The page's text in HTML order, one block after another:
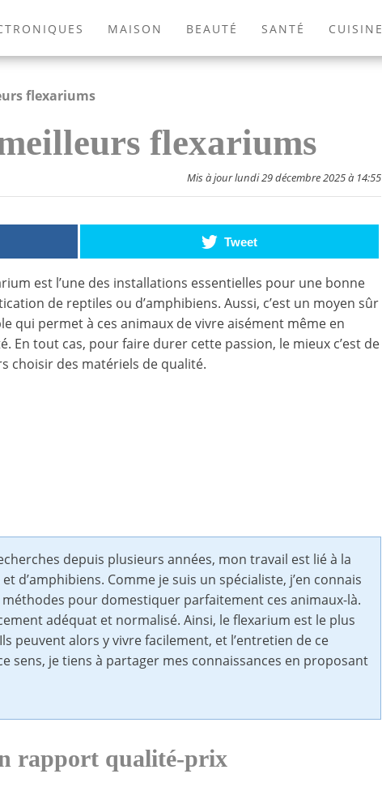
MAISON BEAUTÉ SANTÉ CUISINE
EXTÉRIEUR ANIMAUX JEUX VIDÉOS LIVRES
flexariums
flexariums
Mis à jour lundi 29 décembre 2025 à 14:55
Tweet
est l’une des installations essentielles pour une bonne
de reptiles ou d’amphibiens. Aussi, c’est un moyen sûr
qui permet à ces animaux de vivre aisément même en
En tout cas, pour faire durer cette passion, le mieux c’est de
choisir des matériels de qualité.
depuis plusieurs années, mon travail est lié à la
d’amphibiens. Comme je suis un spécialiste, j’en connais
pour domestiquer parfaitement ces animaux-là.
adéquat et normalisé. Ainsi, le flexarium est le plus
peuvent alors y vivre facilement, et l’entretien de ce
sens, je tiens à partager mes connaissances en proposant
rapport qualité-prix